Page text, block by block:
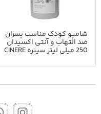
شامپو کودک مناسب پسران
ضد التهاب و آنتی اکسیدان
250 میلی لیتر سینره CINERE